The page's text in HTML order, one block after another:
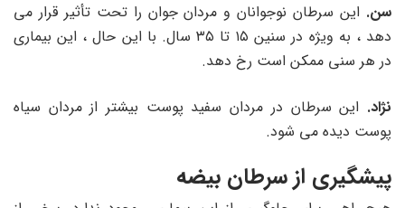
سن. این سرطان نوجوانان و مردان جوان را تحت تأثیر قرار می
دهد ، به ویژه در سنین ۱۵ تا ۳۵ سال. با این حال ، این بیماری
در هر سنی ممکن است رخ دهد.
نژاد. این سرطان در مردان سفید پوست بیشتر از مردان سیاه
پوست دیده می شود.
پیشگیری از سرطان بیضه